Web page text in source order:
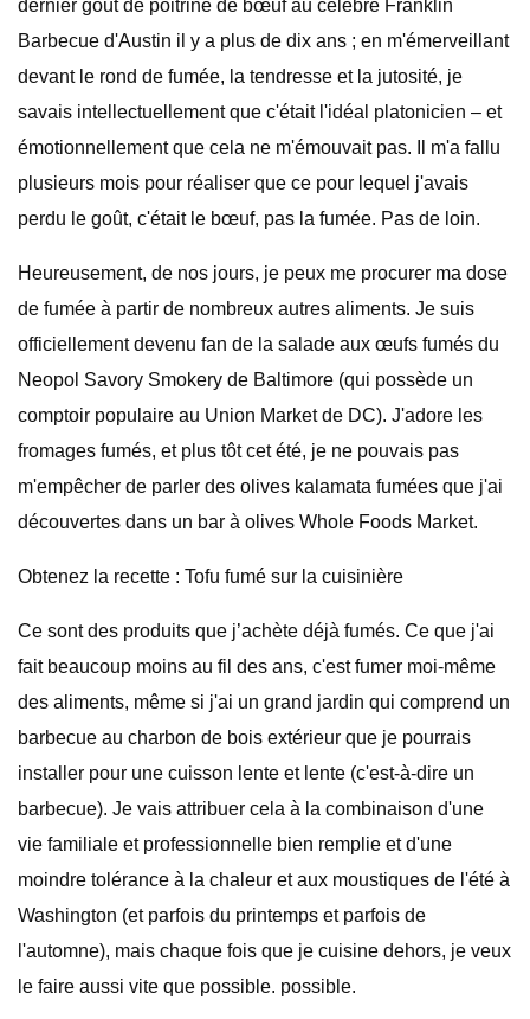
dernier goût de poitrine de bœuf au célèbre Franklin
Barbecue d'Austin il y a plus de dix ans ; en m'émerveillant
devant le rond de fumée, la tendresse et la jutosité, je
savais intellectuellement que c'était l'idéal platonicien – et
émotionnellement que cela ne m'émouvait pas. Il m'a fallu
plusieurs mois pour réaliser que ce pour lequel j'avais
perdu le goût, c'était le bœuf, pas la fumée. Pas de loin.
Heureusement, de nos jours, je peux me procurer ma dose
de fumée à partir de nombreux autres aliments. Je suis
officiellement devenu fan de la salade aux œufs fumés du
Neopol Savory Smokery de Baltimore (qui possède un
comptoir populaire au Union Market de DC). J'adore les
fromages fumés, et plus tôt cet été, je ne pouvais pas
m'empêcher de parler des olives kalamata fumées que j'ai
découvertes dans un bar à olives Whole Foods Market.
Obtenez la recette : Tofu fumé sur la cuisinière
Ce sont des produits que j’achète déjà fumés. Ce que j'ai
fait beaucoup moins au fil des ans, c'est fumer moi-même
des aliments, même si j'ai un grand jardin qui comprend un
barbecue au charbon de bois extérieur que je pourrais
installer pour une cuisson lente et lente (c'est-à-dire un
barbecue). Je vais attribuer cela à la combinaison d'une
vie familiale et professionnelle bien remplie et d'une
moindre tolérance à la chaleur et aux moustiques de l'été à
Washington (et parfois du printemps et parfois de
l'automne), mais chaque fois que je cuisine dehors, je veux
le faire aussi vite que possible. possible.